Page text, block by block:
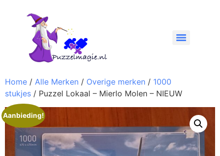
Home / Alle Merken / Overige merken / 1000
stukjes / Puzzel Lokaal – Mierlo Molen – NIEUW
Aanbieding!